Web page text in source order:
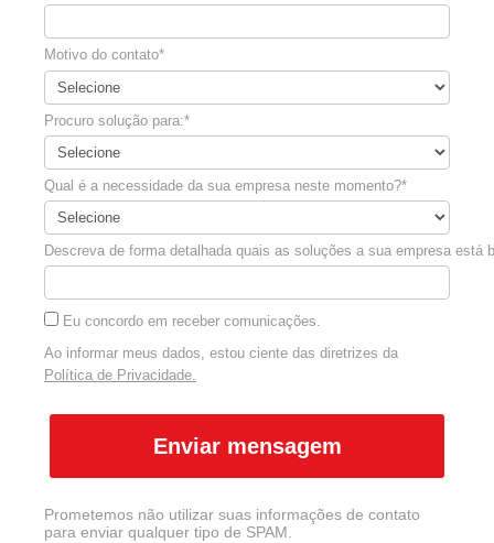
Motivo do contato*
Procuro solução para:*
Qual é a necessidade da sua empresa neste momento?*
Descreva de forma detalhada quais as soluções a sua empresa está
Eu concordo em receber comunicações.
Ao informar meus dados, estou ciente das diretrizes da
Política de Privacidade.
Enviar mensagem
Prometemos não utilizar suas informações de contato
para enviar qualquer tipo de SPAM.